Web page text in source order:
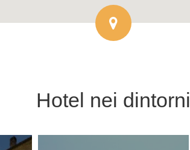
Hotel nei dintorni